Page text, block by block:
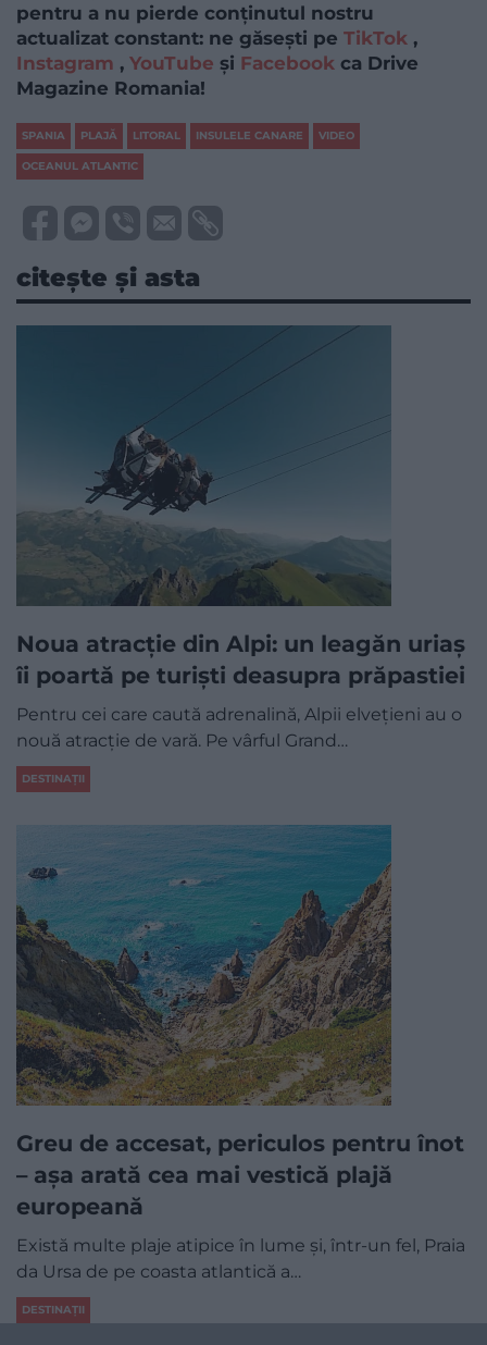
pentru a nu pierde conținutul nostru
actualizat constant: ne găsești pe TikTok ,
Instagram , YouTube și Facebook ca Drive
Magazine Romania!
SPANIA PLAJĂ LITORAL INSULELE CANARE VIDEO
OCEANUL ATLANTIC
citește și asta
Noua atracție din Alpi: un leagăn uriaș
îi poartă pe turiști deasupra prăpastiei
Pentru cei care caută adrenalină, Alpii elvețieni au o
nouă atracție de vară. Pe vârful Grand…
DESTINAȚII
Greu de accesat, periculos pentru înot
– așa arată cea mai vestică plajă
europeană
Există multe plaje atipice în lume și, într-un fel, Praia
da Ursa de pe coasta atlantică a…
DESTINAȚII